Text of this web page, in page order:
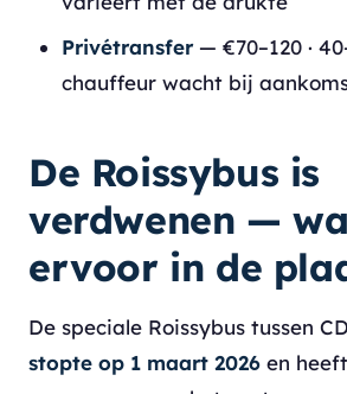
Privétransfer— €70–120 ·
chauffeur wacht bij
De Roissybus is
verdwenen —
ervoor in de
De speciale Roissybus tussen
stopte op 1 maart 2026 en